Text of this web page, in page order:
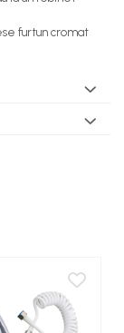
furtun cromat